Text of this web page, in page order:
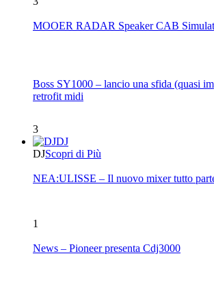
MOOER RADAR Speaker CAB
Boss SY1000 – lancio una sfida (quasi
retrofit midi
3
DJ
DJScopri di Più
NEA:ULISSE – Il nuovo mixer tutto
1
News – Pioneer presenta Cdj3000